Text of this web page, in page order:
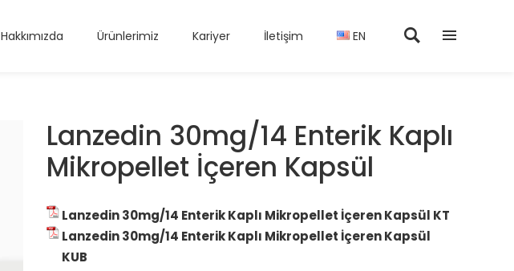
Hakkımızda Ürünlerimiz Kariyer İletişim EN
Lanzedin 30mg/14 Enterik Kaplı
Mikropellet İçeren Kapsül
Lanzedin 30mg/14 Enterik Kaplı Mikropellet İçeren Kapsül KT
Lanzedin 30mg/14 Enterik Kaplı Mikropellet İçeren Kapsül
KUB